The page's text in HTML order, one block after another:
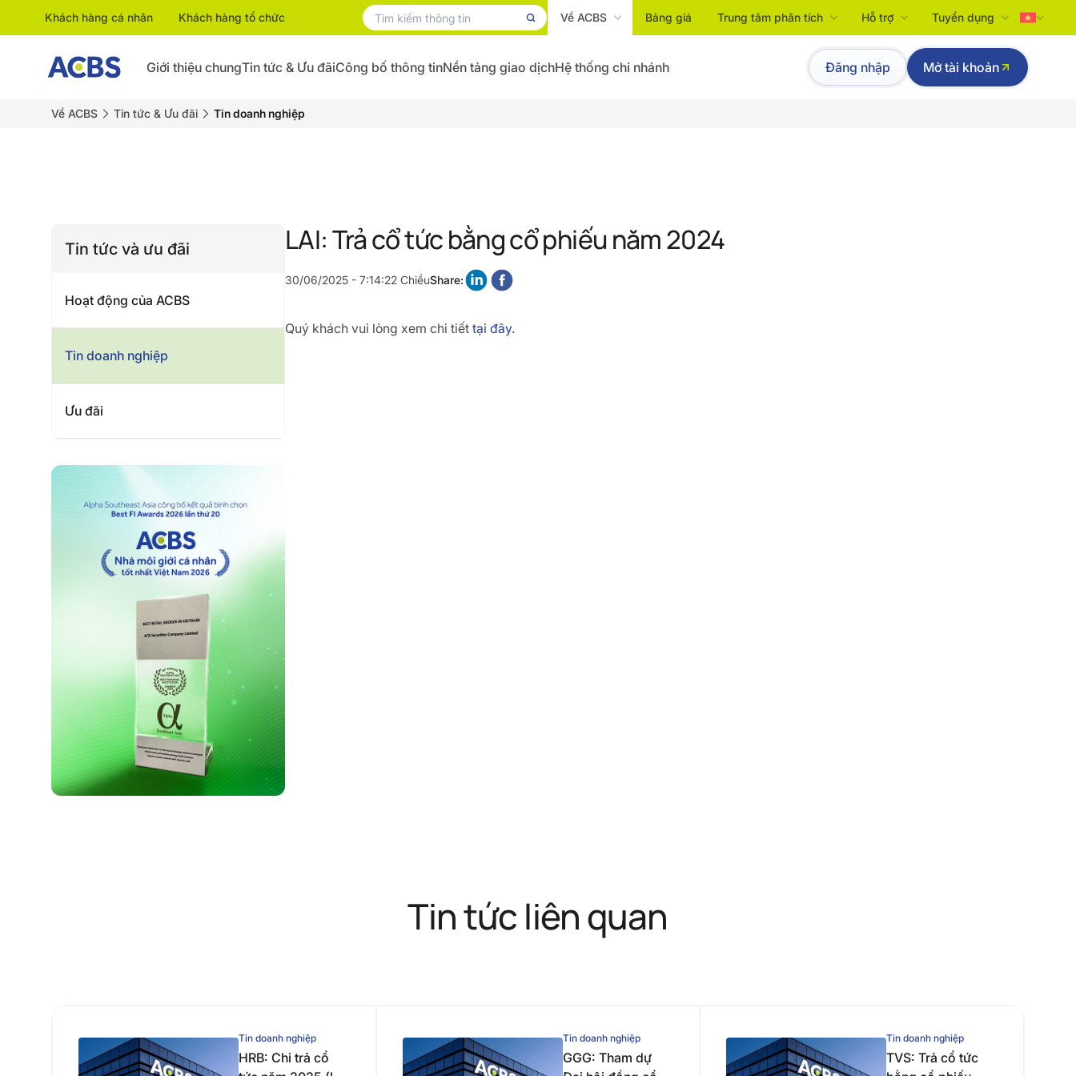
Khách hàng cá nhân Khách hàng tổ chức Về ACBS Bảng giá Trung tâm phân tích Hỗ trợ Tuyển dụng
Tiếng Việt
English
Giới thiệu chungTin tức & Ưu đãiCông bố thông tinNền tảng giao dịchHệ thống chi nhánh Đăng nhập Mở tài khoản
Về ACBS Tin tức & Ưu đãi Tin doanh nghiệp
Tin tức và ưu đãi
Hoạt động của ACBS
Tin doanh nghiệp
Ưu đãi
LAI: Trả cổ tức bằng cổ phiếu năm 2024
30/06/2025 - 7:14:22 ChiềuShare:
Quý khách vui lòng xem chi tiết tại đây.
Tin tức liên quan
Tin doanh nghiệp
HRB: Chi trả cổ
Tin doanh nghiệp
GGG: Tham dự
Tin doanh nghiệp
TVS: Trả cổ tức